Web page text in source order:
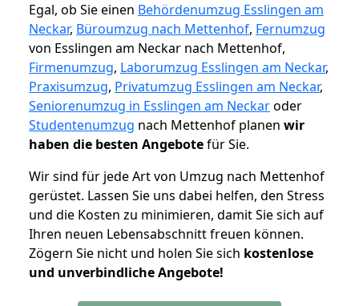
Egal, ob Sie einen Behördenumzug Esslingen am
Neckar, Büroumzug nach Mettenhof, Fernumzug
von Esslingen am Neckar nach Mettenhof,
Firmenumzug, Laborumzug Esslingen am Neckar,
Praxisumzug, Privatumzug Esslingen am Neckar,
Seniorenumzug in Esslingen am Neckaroder
Studentenumzug nach Mettenhof planen wir
haben die besten Angebotefür Sie.
Wir sind für jede Art von Umzug nach Mettenhof
gerüstet. Lassen Sie uns dabei helfen, den Stress
und die Kosten zu minimieren, damit Sie sich auf
Ihren neuen Lebensabschnitt freuen können.
Zögern Sie nicht und holen Sie sich kostenlose
und unverbindliche Angebote!